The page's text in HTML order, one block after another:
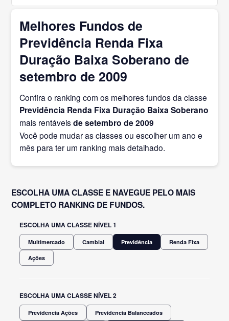
Melhores Fundos de
Previdência Renda Fixa
Duração Baixa Soberano de
setembro de 2009
Confira o ranking com os melhores fundos da classe
Previdência Renda Fixa Duração Baixa Soberano
mais rentáveisde setembro de 2009
Você pode mudar as classes ou escolher um ano e
mês para ter um ranking mais detalhado.
ESCOLHA UMA CLASSE E NAVEGUE PELO MAIS
COMPLETO RANKING DE FUNDOS.
ESCOLHA UMA CLASSE NÍVEL 1
Multimercado Cambial Previdência Renda Fixa
Ações
ESCOLHA UMA CLASSE NÍVEL 2
Previdência Ações Previdência Balanceados